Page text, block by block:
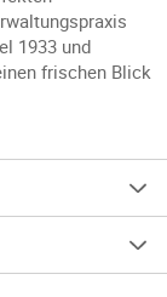
1933 und
frischen Blick